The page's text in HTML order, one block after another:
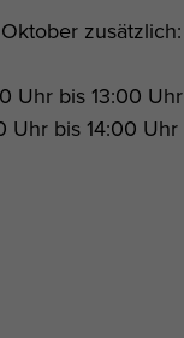
zusätzlich:
Uhr bis 13:00 Uhr
Uhr bis 14:00 Uhr